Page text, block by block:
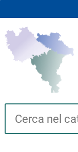
Cerca su "Catalogo"